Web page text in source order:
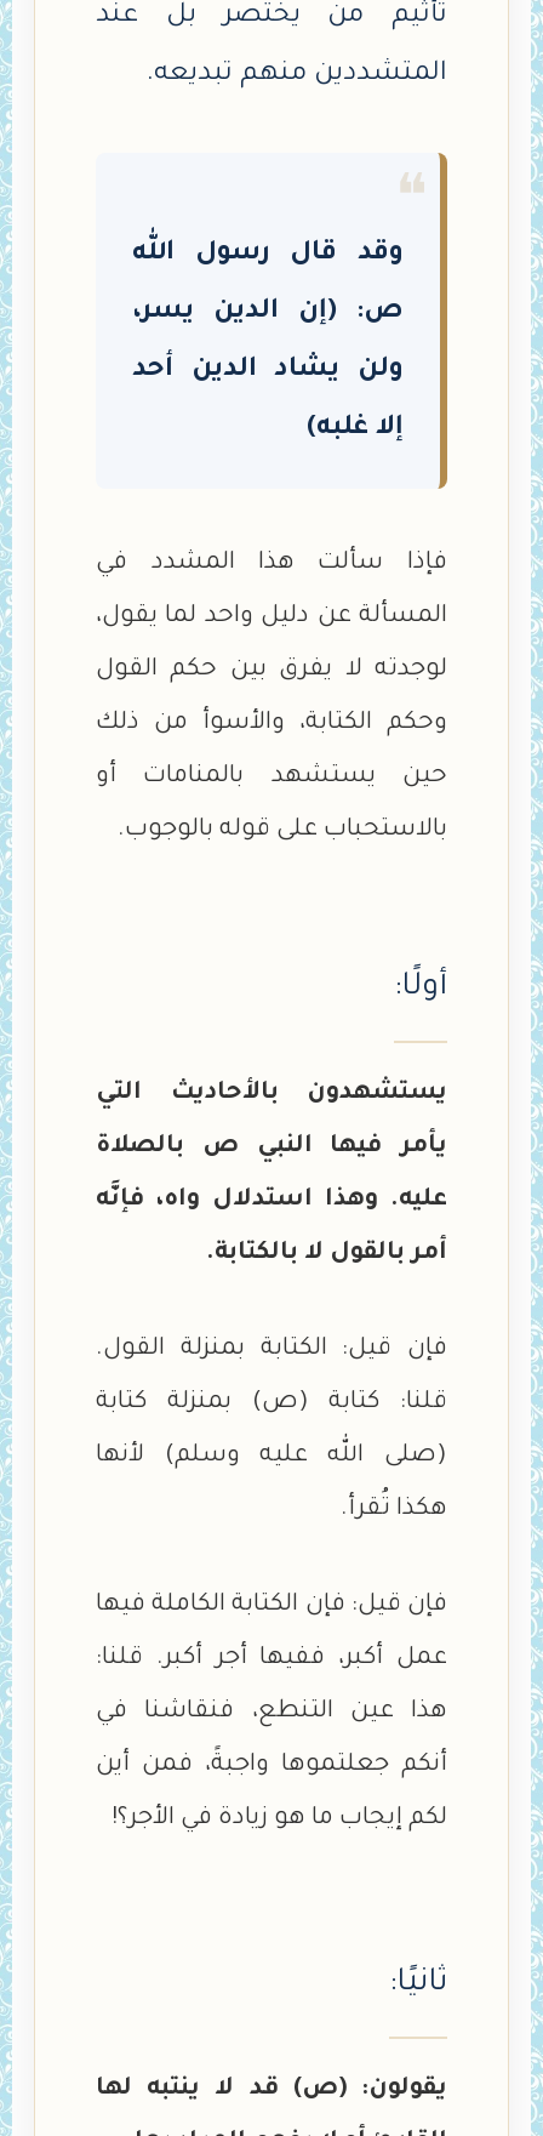
تأثيم من يختصر بل عند
المتشددين منهم تبديعه.
❝
وقد قال رسول الله
ص: (إن ‌الدين ‌يسر،
ولن يشاد الدين أحد
إلا غلبه)
فإذا سألت هذا المشدد في
المسألة عن دليل واحد لما يقول،
لوجدته لا يفرق بين حكم القول
وحكم الكتابة، والأسوأ من ذلك
حين يستشهد بالمنامات أو
بالاستحباب على قوله بالوجوب.
أولًا:
يستشهدون بالأحاديث التي
يأمر فيها النبي ص بالصلاة
عليه. وهذا استدلال واه، فإنَّه
أمر بالقول لا بالكتابة.
فإن قيل: الكتابة بمنزلة القول.
قلنا: كتابة (ص) بمنزلة كتابة
(صلى الله عليه وسلم) لأنها
هكذا تُقرأ.
فإن قيل: فإن الكتابة الكاملة فيها
عمل أكبر، ففيها أجر أكبر. قلنا:
هذا عين التنطع، فنقاشنا في
أنكم جعلتموها واجبةً، فمن أين
لكم إيجاب ما هو زيادة في الأجر؟!
ثانيًا:
يقولون: (ص) قد لا ينتبه لها